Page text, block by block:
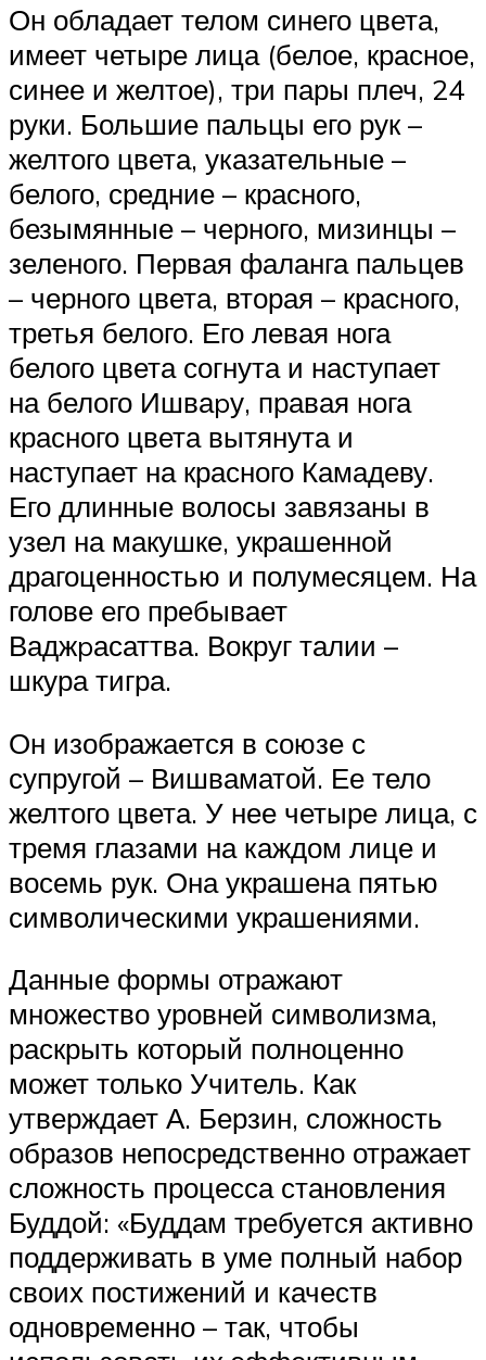
Он обладает телом синего цвета,
имеет четыре лица (белое, красное,
синее и желтое), три пары плеч, 24
руки. Большие пальцы его рук –
желтого цвета, указательные –
белого, средние – красного,
безымянные – черного, мизинцы –
зеленого. Первая фаланга пальцев
– черного цвета, вторая – красного,
третья белого. Его левая нога
белого цвета согнута и наступает
на белого Ишваpу, правая нога
красного цвета вытянута и
наступает на красного Камадеву.
Его длинные волосы завязаны в
узел на макушке, украшенной
драгоценностью и полумесяцем. На
голове его пребывает
Ваджpасаттва. Вокруг талии –
шкура тигра.
Он изображается в союзе с
супругой – Вишваматой. Ее тело
желтого цвета. У нее четыре лица, с
тремя глазами на каждом лице и
восемь рук. Она украшена пятью
символическими украшениями.
Данные формы отражают
множество уровней символизма,
раскрыть который полноценно
может только Учитель. Как
утверждает А. Берзин, сложность
образов непосредственно отражает
сложность процесса становления
Буддой: «Буддам требуется активно
поддерживать в уме полный набор
своих постижений и качеств
одновременно – так, чтобы